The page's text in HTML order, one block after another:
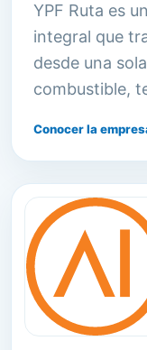
YPF Ruta es
integral que
desde una
combustible,
financiación,
servicio.
Conocer la